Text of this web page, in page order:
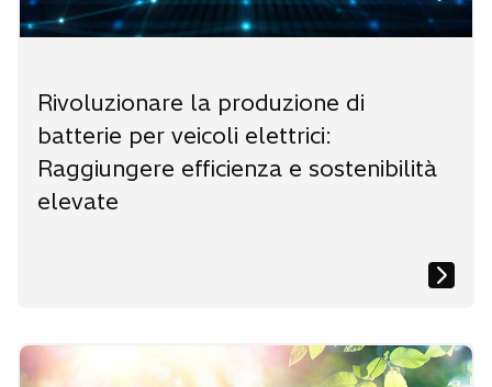
Rivoluzionare la produzione di
batterie per veicoli elettrici:
Raggiungere efficienza e sostenibilità
elevate